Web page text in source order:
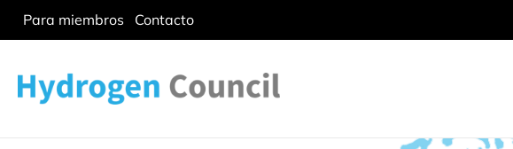
Para miembros Contacto